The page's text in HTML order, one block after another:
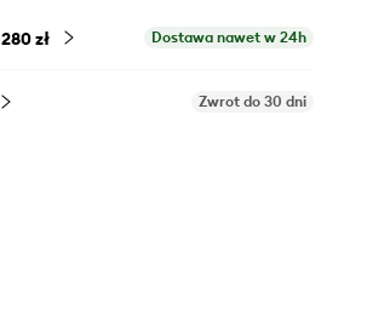
280 zł Dostawa nawet w 24h
Zwrot do 30 dni